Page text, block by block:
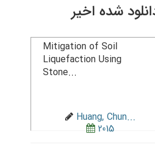
شده اخیر
Mitigation of Soil
Liquefaction Using
Stone...
Huang, Chun...
2015